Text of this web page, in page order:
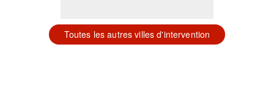
Toutes les autres villes d'intervention